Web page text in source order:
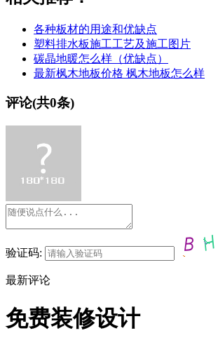
各种板材的用途和优缺点
塑料排水板施工工艺及施工图片
碳晶地暖怎么样（优缺点）
最新枫木地板价格 枫木地板怎么样
评论(共0条)
验证码:
最新评论
免费装修设计